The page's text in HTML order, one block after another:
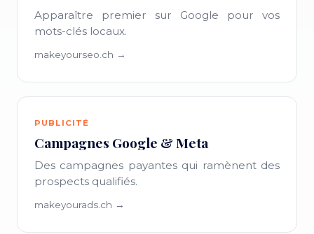
Apparaître premier sur Google pour vos
mots-clés locaux.
makeyourseo.ch →
PUBLICITÉ
Campagnes Google & Meta
Des campagnes payantes qui ramènent des
prospects qualifiés.
makeyourads.ch →